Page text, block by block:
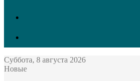
Суббота, 8 августа 2026
Новые